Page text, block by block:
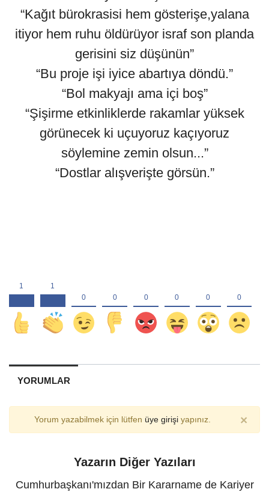
“Kağıt bürokrasisi hem gösterişe,yalana
itiyor hem ruhu öldürüyor israf son planda
gerisini siz düşünün”
“Bu proje işi iyice abartıya döndü.”
“Bol makyajı ama içi boş”
“Şişirme etkinliklerde rakamlar yüksek
görünecek ki uçuyoruz kaçıyoruz
söylemine zemin olsun...”
“Dostlar alışverişte görsün.”
YORUMLAR
Yorum yazabilmek için lütfen üye girişiyapınız. ×
Yazarın Diğer Yazıları
Cumhurbaşkanı'mızdan Bir Kararname de Kariyer